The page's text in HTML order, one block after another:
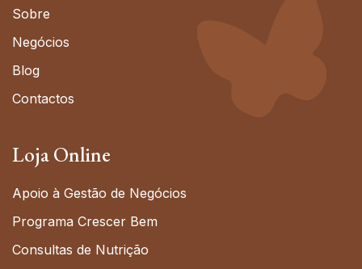
Sobre
Negócios
Blog
Contactos
Loja Online
Apoio à Gestão de Negócios
Programa Crescer Bem
Consultas de Nutrição